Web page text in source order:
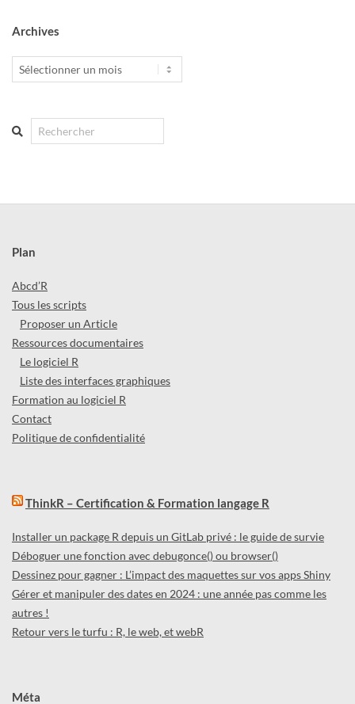
Archives
Archives
Search
Plan
Abcd’R
Tous les scripts
Proposer un Article
Ressources documentaires
Le logiciel R
Liste des interfaces graphiques
Formation au logiciel R
Contact
Politique de confidentialité
ThinkR – Certification & Formation langage R
Installer un package R depuis un GitLab privé : le guide de survie
Déboguer une fonction avec debugonce() ou browser()
Dessinez pour gagner : L’impact des maquettes sur vos apps Shiny
Gérer et manipuler des dates en 2024 : une année pas comme les
autres !
Retour vers le turfu : R, le web, et webR
Méta